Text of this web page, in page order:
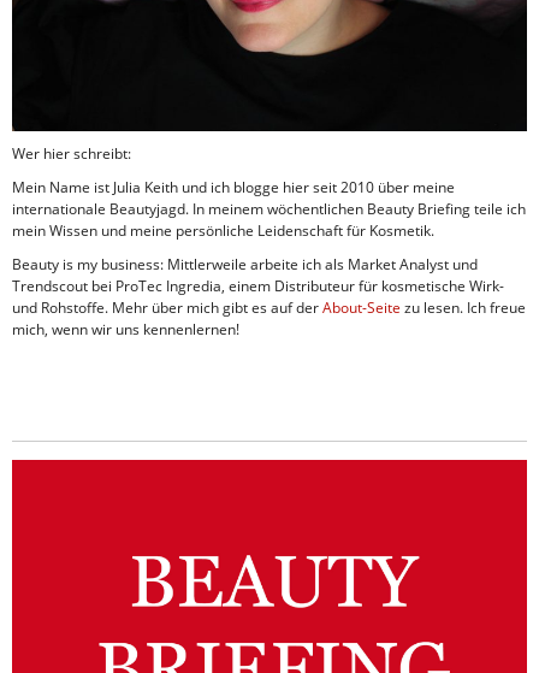
Wer hier schreibt:
Mein Name ist Julia Keith und ich blogge hier seit 2010 über meine
internationale Beautyjagd. In meinem wöchentlichen Beauty Briefing teile ich
mein Wissen und meine persönliche Leidenschaft für Kosmetik.
Beauty is my business: Mittlerweile arbeite ich als Market Analyst und
Trendscout bei ProTec Ingredia, einem Distributeur für kosmetische Wirk-
und Rohstoffe. Mehr über mich gibt es auf derAbout-Seite zu lesen. Ich freue
mich, wenn wir uns kennenlernen!